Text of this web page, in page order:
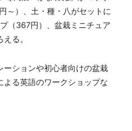
～）、土・種・八がセットに
（367円）、盆栽ミニチュア
る。
ションや初心者向けの盆栽
る英語のワークショップな